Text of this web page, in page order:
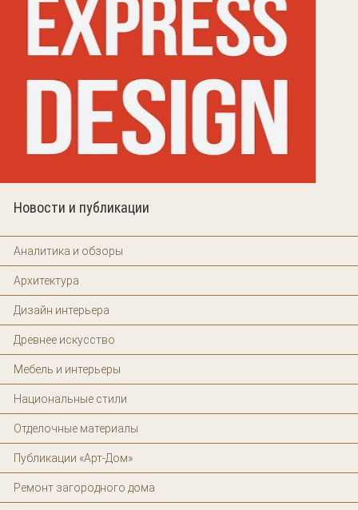
Новости и публикации
Аналитика и обзоры
Архитектура
Дизайн интерьера
Древнее искусство
Мебель и интерьеры
Национальные стили
Отделочные материалы
Публикации «Арт-Дом»
Ремонт загородного дома